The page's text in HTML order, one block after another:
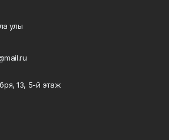
улы
13, 5-й этаж